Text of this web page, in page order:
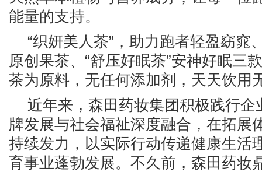
能量的支持。
“织妍美人茶”，助力跑者轻盈窈窕
原创果茶、“舒压好眠茶”安神好眠三
茶为原料，无任何添加剂，天天饮用
近年来，森田药妆集团积极践行企
牌发展与社会福祉深度融合，在拓展
持续发力，以实际行动传递健康生活
育事业蓬勃发展。不久前，森田药妆